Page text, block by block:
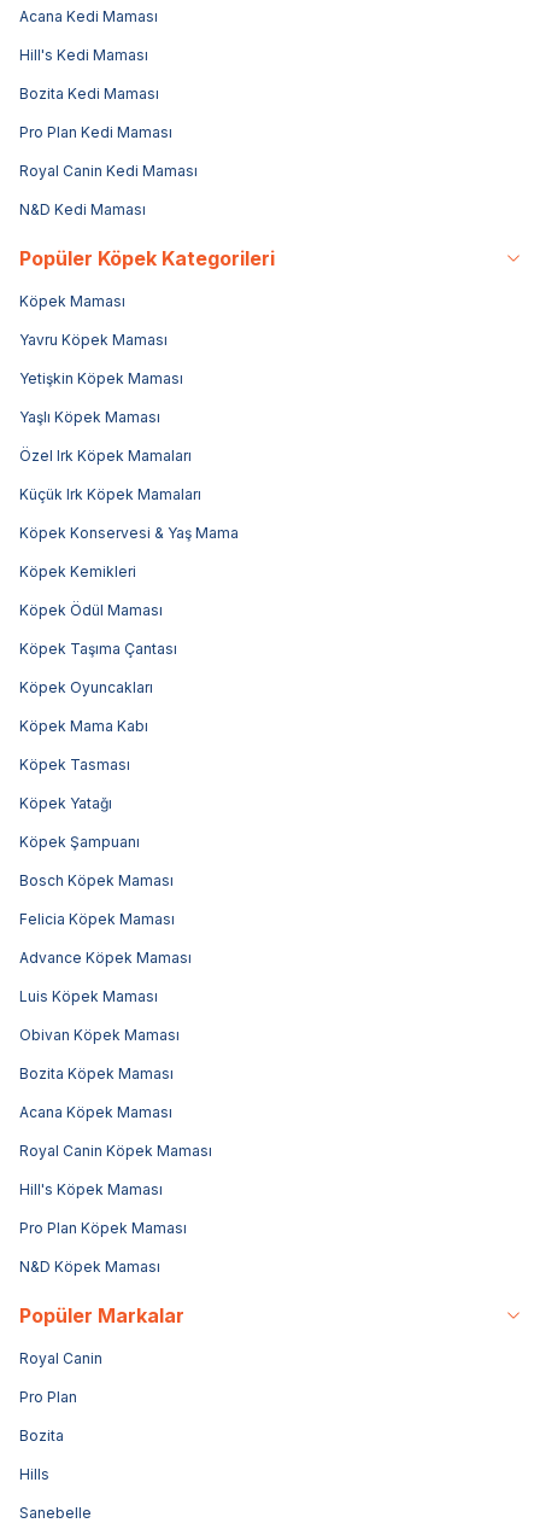
Acana Kedi Maması
Hill's Kedi Maması
Bozita Kedi Maması
Pro Plan Kedi Maması
Royal Canin Kedi Maması
N&D Kedi Maması
Popüler Köpek Kategorileri
Köpek Maması
Yavru Köpek Maması
Yetişkin Köpek Maması
Yaşlı Köpek Maması
Özel Irk Köpek Mamaları
Küçük Irk Köpek Mamaları
Köpek Konservesi & Yaş Mama
Köpek Kemikleri
Köpek Ödül Maması
Köpek Taşıma Çantası
Köpek Oyuncakları
Köpek Mama Kabı
Köpek Tasması
Köpek Yatağı
Köpek Şampuanı
Bosch Köpek Maması
Felicia Köpek Maması
Advance Köpek Maması
Luis Köpek Maması
Obivan Köpek Maması
Bozita Köpek Maması
Acana Köpek Maması
Royal Canin Köpek Maması
Hill's Köpek Maması
Pro Plan Köpek Maması
N&D Köpek Maması
Popüler Markalar
Royal Canin
Pro Plan
Bozita
Hills
Sanebelle